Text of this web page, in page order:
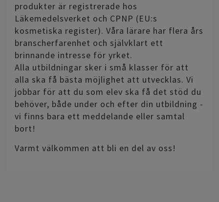
produkter är registrerade hos
Läkemedelsverket och CPNP (EU:s
kosmetiska register). Våra lärare har flera års
branscherfarenhet och självklart ett
brinnande intresse för yrket.
Alla utbildningar sker i små klasser för att
alla ska få bästa möjlighet att utvecklas. Vi
jobbar för att du som elev ska få det stöd du
behöver, både under och efter din utbildning -
vi finns bara ett meddelande eller samtal
bort!
Varmt välkommen att bli en del av oss!